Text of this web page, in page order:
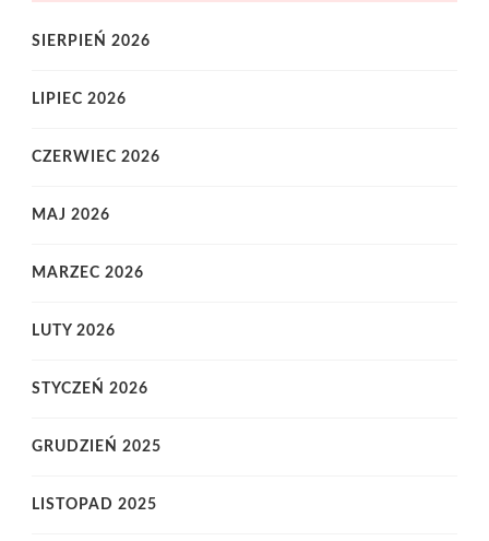
SIERPIEŃ 2026
LIPIEC 2026
CZERWIEC 2026
MAJ 2026
MARZEC 2026
LUTY 2026
STYCZEŃ 2026
GRUDZIEŃ 2025
LISTOPAD 2025